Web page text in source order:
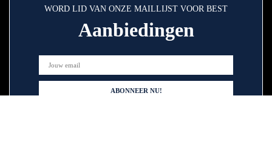
WORD LID VAN ONZE MAILLIJST VOOR BEST
Aanbiedingen